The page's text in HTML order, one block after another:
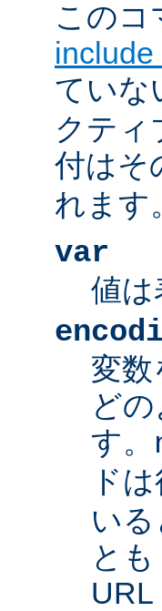
このコ
include
ていな
クティ
付はそ
れます
var
値は
変数
ど
す。
ド
い
と